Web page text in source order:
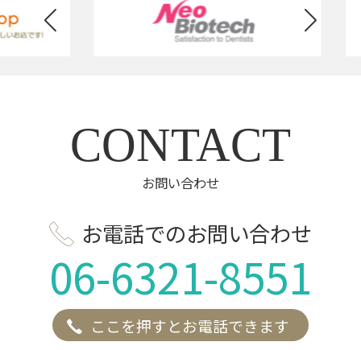
CONTACT
お問い合わせ
お電話でのお問い合わせ
06-6321-8551
ここを押すとお電話できます